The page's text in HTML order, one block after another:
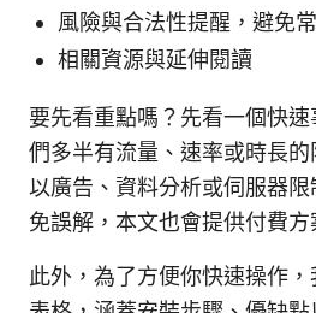
風險與合法性提醒，避免
相關資源與延伸閱讀
要先看重點嗎？先看一個快
們多半有流量、速率或時長
以廣告、資料分析或伺服器
免誤解，本文也會提供付費方
此外，為了方便你快速操作